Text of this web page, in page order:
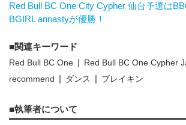
Red Bull BC One City Cypher 仙台予選は
BGIRL annastyが優勝！
関連キーワード
Red Bull BC One
Red Bull BC One Cypher
recommend
ダンス ブレイキン
執筆者について